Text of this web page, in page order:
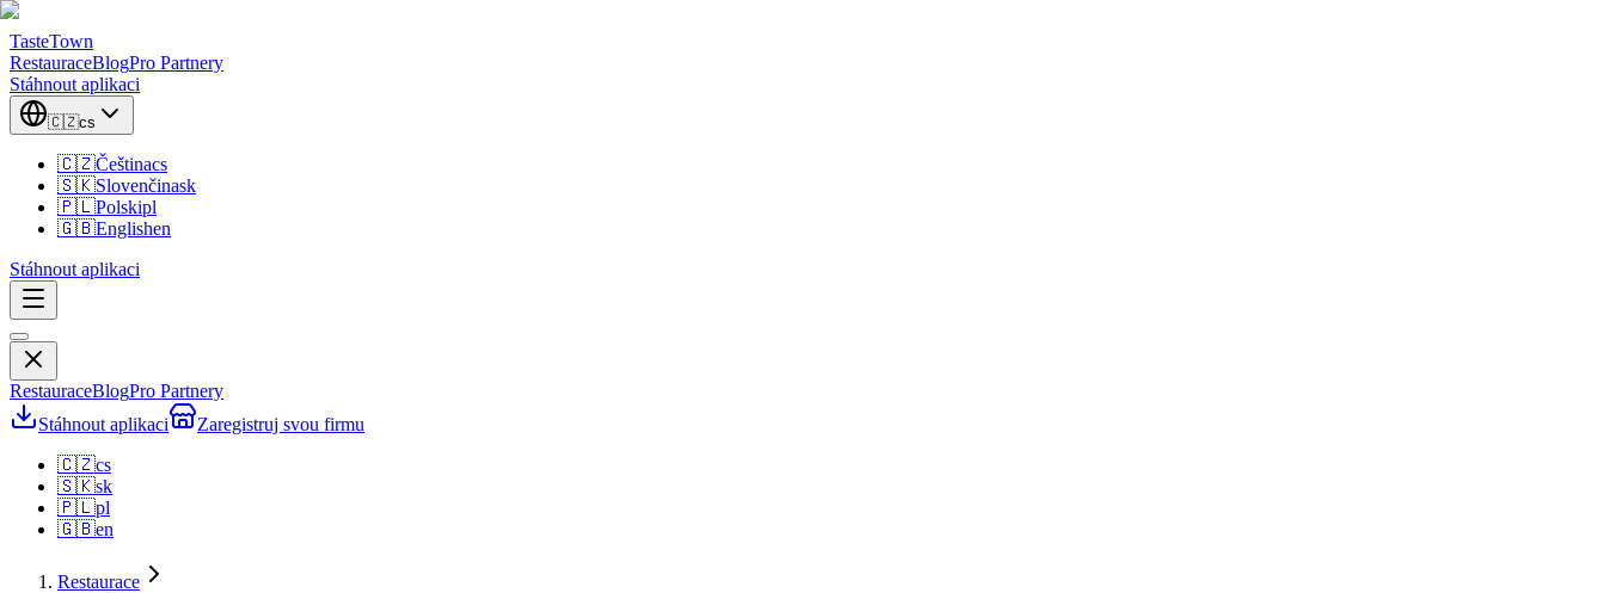
TasteTown
RestauraceBlogPro Partnery
Stáhnout aplikaci
🇨🇿cs
🇨🇿Češtinacs
🇸🇰Slovenčinask
🇵🇱Polskipl
🇬🇧Englishen
Stáhnout aplikaci
RestauraceBlogPro Partnery
Stáhnout aplikaci
Zaregistruj svou firmu
🇨🇿cs
🇸🇰sk
🇵🇱pl
🇬🇧en
Restaurace